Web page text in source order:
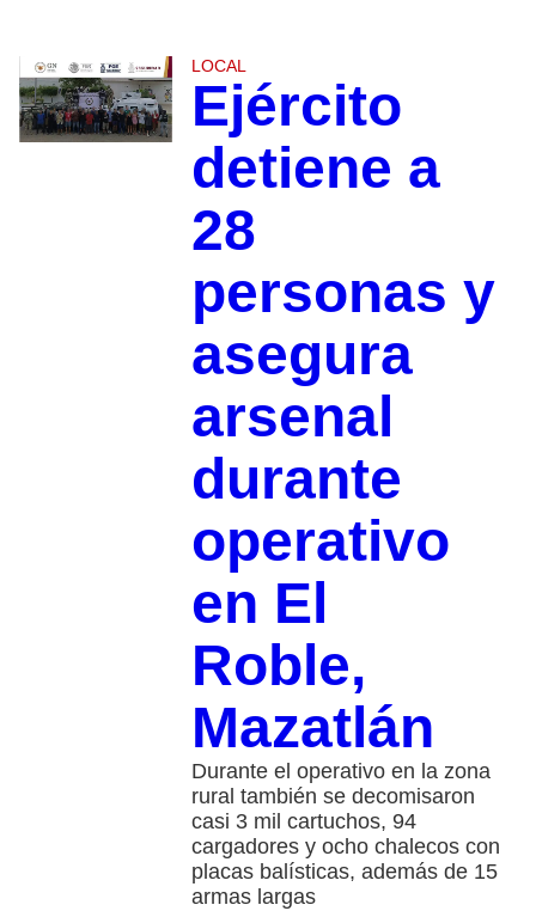
LOCAL
Ejército
detiene a
28
personas y
asegura
arsenal
durante
operativo
en El
Roble,
Mazatlán
Durante el operativo en la zona
rural también se decomisaron
casi 3 mil cartuchos, 94
cargadores y ocho chalecos con
placas balísticas, además de 15
armas largas